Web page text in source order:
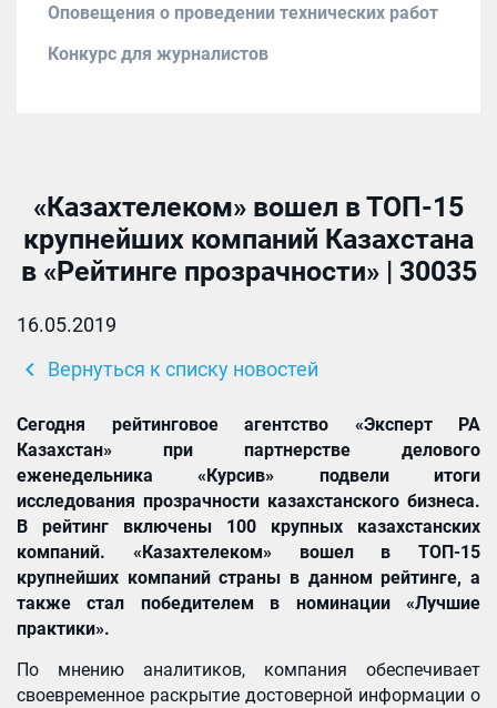
Оповещения о проведении технических работ
Конкурс для журналистов
«Казахтелеком» вошел в ТОП-15
крупнейших компаний Казахстана
в «Рейтинге прозрачности» | 30035
16.05.2019
chevron_left Вернуться к списку новостей
Сегодня рейтинговое агентство «Эксперт РА
Казахстан» при партнерстве делового
еженедельника «Курсив» подвели итоги
исследования прозрачности казахстанского бизнеса.
В рейтинг включены 100 крупных казахстанских
компаний. «Казахтелеком» вошел в ТОП-15
крупнейших компаний страны в данном рейтинге, а
также стал победителем в номинации «Лучшие
практики».
По мнению аналитиков, компания обеспечивает
своевременное раскрытие достоверной информации о